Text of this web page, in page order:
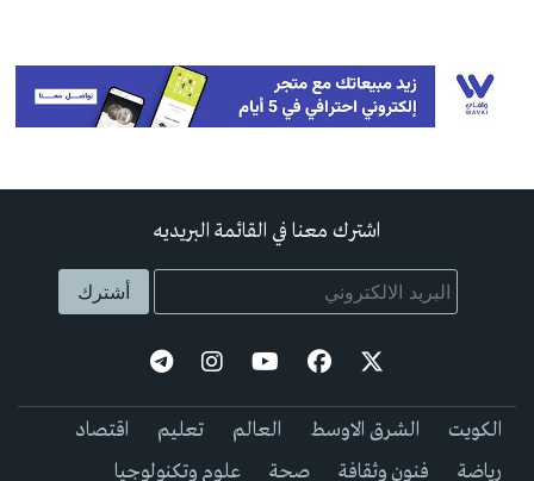
اشترك معنا في القائمة البريديه
الكويت الشرق الاوسط العالم تعليم
اقتصاد
رياضة
فنون وثقافة صحة علوم وتكنولوجيا